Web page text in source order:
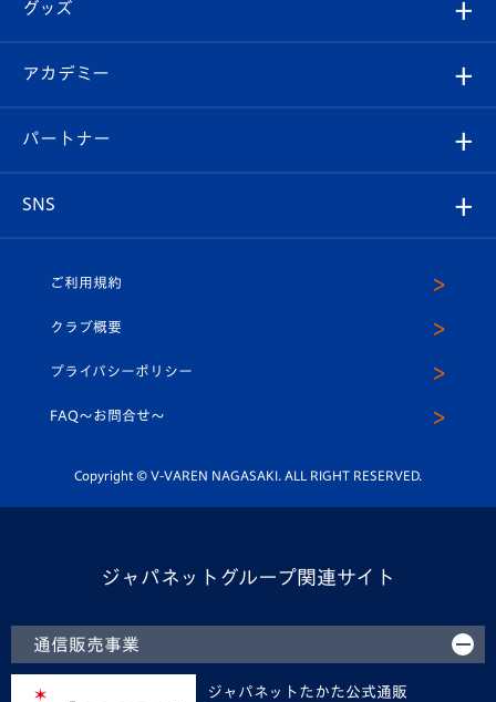
チケット
イベント
メディア
ホームタウン
スタッフプロフィール
マスコット紹介
平和祈念活動
ホームタウン活動
Revive Team
ヴィヴィくんの長崎おもてなしガイド
フォトギャラリー
スタジアムグルメ
V-LOVERS（ファンクラブ）
プレイヤーズスイート
グッズ
オンラインショップ
店舗情報
アカデミー
育成からのお知らせ
U-18
スクール
パートナー
SNS
ヴィヴィくんインスタグラム
公式LINE＠
ご利用規約
クラブ概要
プライバシーポリシー
FAQ〜お問合せ〜
Copyright © V-VAREN NAGASAKI. ALL RIGHT RESERVED.
ジャパネットグループ関連サイト
通信販売事業
ジャパネットたかた公式通販